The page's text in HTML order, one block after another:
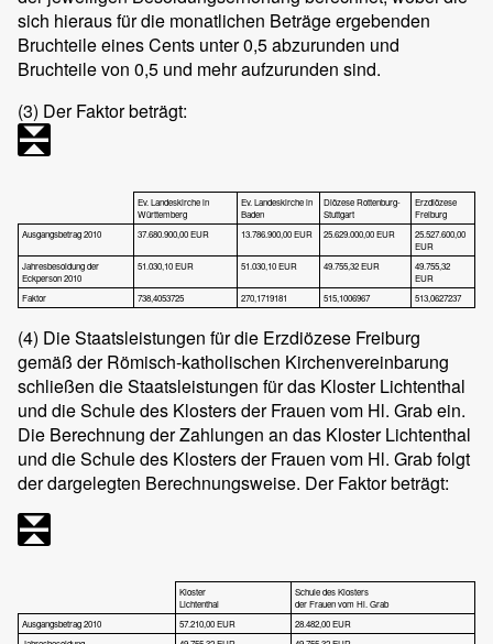
sich hieraus für die monatlichen Beträge ergebenden
Bruchteile eines Cents unter 0,5 abzurunden und
Bruchteile von 0,5 und mehr aufzurunden sind.
(3) Der Faktor beträgt:
Ev. Landeskirche in
Württemberg
Ev. Landeskirche in
Baden
Diözese Rottenburg-
Stuttgart
Erzdiözese
Freiburg
Ausgangsbetrag 2010
37.680.900,00 EUR 13.786.900,00 EUR 25.629.000,00 EUR
25.527.600,00
EUR
Jahresbesoldung der
Eckperson 2010
51.030,10 EUR 51.030,10 EUR 49.755,32 EUR
49.755,32
EUR
Faktor
738,4053725 270,1719181 515,1006967 513,0627237
(4) Die Staatsleistungen für die Erzdiözese Freiburg
gemäß der Römisch-katholischen Kirchenvereinbarung
schließen die Staatsleistungen für das Kloster Lichtenthal
und die Schule des Klosters der Frauen vom Hl. Grab ein.
Die Berechnung der Zahlungen an das Kloster Lichtenthal
und die Schule des Klosters der Frauen vom Hl. Grab folgt
der dargelegten Berechnungsweise. Der Faktor beträgt:
Kloster
Lichtenthal
Schule des Klosters
der Frauen vom Hl. Grab
Ausgangsbetrag 2010
57.210,00 EUR
28.482,00 EUR